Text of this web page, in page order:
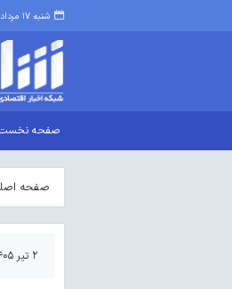
شنبه ۱۷ مرداد ۱۴۰۵
صفحه
صفحه
۲ تیر ۱۴۰۵ - ۱۰:۲۹